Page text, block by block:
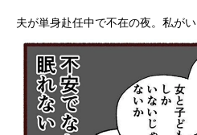
夫が単身赴任中で不在の夜。私が